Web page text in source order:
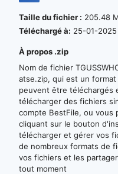
Taille du fichier : 205.48
Téléchargé à: 25-01-
À propos .zip
Nom de fichier
atse.zip, qui est un
peuvent être téléchargés
télécharger des fichiers
compte BestFile, ou vous
cliquant sur le bouton
télécharger et gérer vos
de nombreux formats de
vos fichiers et les
tout moment